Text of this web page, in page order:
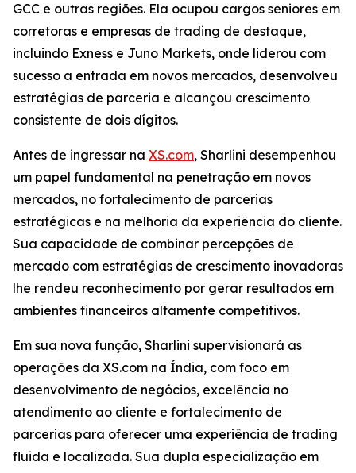
GCC e outras regiões. Ela ocupou cargos seniores em
corretoras e empresas de trading de destaque,
incluindo Exness e Juno Markets, onde liderou com
sucesso a entrada em novos mercados, desenvolveu
estratégias de parceria e alcançou crescimento
consistente de dois dígitos.
Antes de ingressar na XS.com, Sharlini desempenhou
um papel fundamental na penetração em novos
mercados, no fortalecimento de parcerias
estratégicas e na melhoria da experiência do cliente.
Sua capacidade de combinar percepções de
mercado com estratégias de crescimento inovadoras
lhe rendeu reconhecimento por gerar resultados em
ambientes financeiros altamente competitivos.
Em sua nova função, Sharlini supervisionará as
operações da XS.com na Índia, com foco em
desenvolvimento de negócios, excelência no
atendimento ao cliente e fortalecimento de
parcerias para oferecer uma experiência de trading
fluida e localizada. Sua dupla especialização em